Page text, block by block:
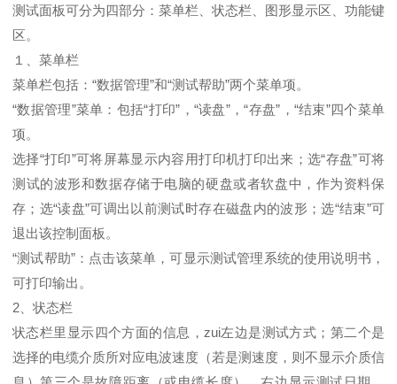
测试面板可分为四部分：菜单栏、状态栏、图形显示区、功能键
区。
１、菜单栏
菜单栏包括：“数据管理”和“测试帮助”两个菜单项。
“数据管理”菜单：包括“打印”，“读盘”，“存盘”，“结束”四个菜单
项。
选择“打印”可将屏幕显示内容用打印机打印出来；选“存盘”可将
测试的波形和数据存储于电脑的硬盘或者软盘中，作为资料保
存；选“读盘”可调出以前测试时存在磁盘内的波形；选“结束”可
退出该控制面板。
“测试帮助”：点击该菜单，可显示测试管理系统的使用说明书，
可打印输出。
2、状态栏
状态栏里显示四个方面的信息，zui左边是测试方式；第二个是
选择的电缆介质所对应电波速度（若是测速度，则不显示介质信